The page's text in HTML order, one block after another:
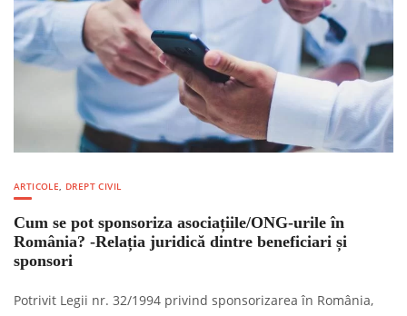
ARTICOLE, DREPT CIVIL
Cum se pot sponsoriza asociațiile/ONG-urile în
România? -Relația juridică dintre beneficiari și
sponsori
Potrivit Legii nr. 32/1994 privind sponsorizarea în România,